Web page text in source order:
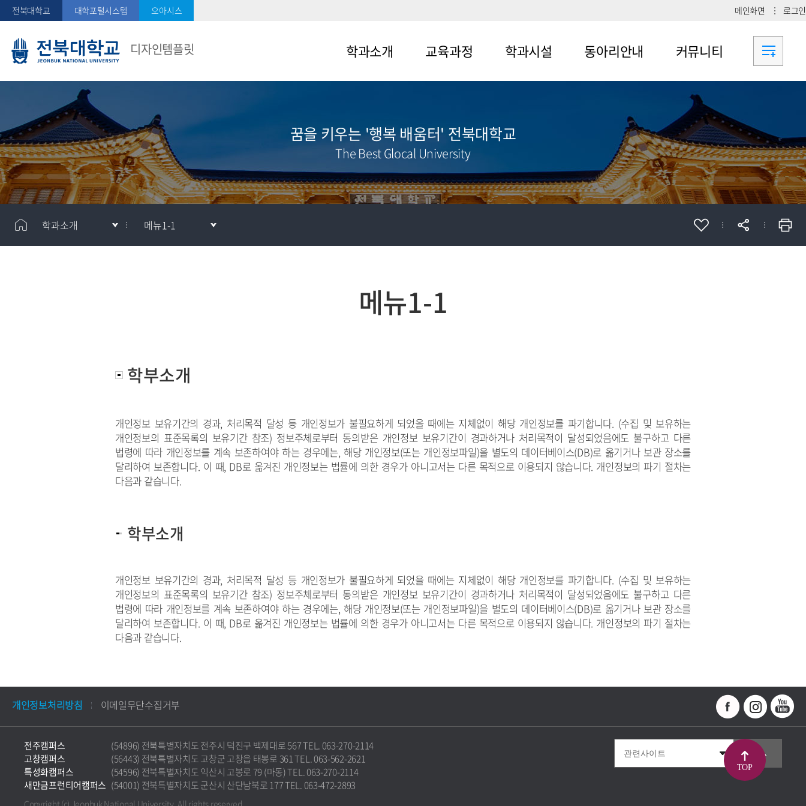
전북대학교 대학포털시스템 오아시스 메인화면 로그인
디자인템플릿 학과소개
메뉴1-2
교육과정
메뉴2-2
학과시설
메뉴3-2
동아리안내 커뮤니티
공지사항
꿈을 키우는 '행복 배움터' 전북대학교
The Best Glocal University
학과소개 메뉴1-1
메뉴1-1
학부소개
개인정보 보유기간의 경과, 처리목적 달성 등 개인정보가 불필요하게 되었을 때에는 지체없이 해당 개인정보를 파기합니다. (수집 및 보유하는
개인정보의 표준목록의 보유기간 참조) 정보주체로부터 동의받은 개인정보 보유기간이 경과하거나 처리목적이 달성되었음에도 불구하고 다른
법령에 따라 개인정보를 계속 보존하여야 하는 경우에는, 해당 개인정보(또는 개인정보파일)을 별도의 데이터베이스(DB)로 옮기거나 보관 장소를
달리하여 보존합니다. 이 때, DB로 옮겨진 개인정보는 법률에 의한 경우가 아니고서는 다른 목적으로 이용되지 않습니다. 개인정보의 파기 절차는
다음과 같습니다.
학부소개
개인정보 보유기간의 경과, 처리목적 달성 등 개인정보가 불필요하게 되었을 때에는 지체없이 해당 개인정보를 파기합니다. (수집 및 보유하는
개인정보의 표준목록의 보유기간 참조) 정보주체로부터 동의받은 개인정보 보유기간이 경과하거나 처리목적이 달성되었음에도 불구하고 다른
법령에 따라 개인정보를 계속 보존하여야 하는 경우에는, 해당 개인정보(또는 개인정보파일)을 별도의 데이터베이스(DB)로 옮기거나 보관 장소를
달리하여 보존합니다. 이 때, DB로 옮겨진 개인정보는 법률에 의한 경우가 아니고서는 다른 목적으로 이용되지 않습니다. 개인정보의 파기 절차는
다음과 같습니다.
개인정보처리방침 이메일무단수집거부
전주캠퍼스
(54896) 전북특별자치도 전주시 덕진구 백제대로 567 TEL. 063-270-2114
고창캠퍼스
(56443) 전북특별자치도 고창군 고창읍 태봉로 361 TEL. 063-562-2621
특성화캠퍼스
(54596) 전북특별자치도 익산시 고봉로 79 (마동) TEL. 063-270-2114
새만금프런티어캠퍼스 (54001) 전북특별자치도 군산시 산단남북로 177 TEL. 063-472-2893
Copyright (c) Jeonbuk National University. All rights reserved.
TOP